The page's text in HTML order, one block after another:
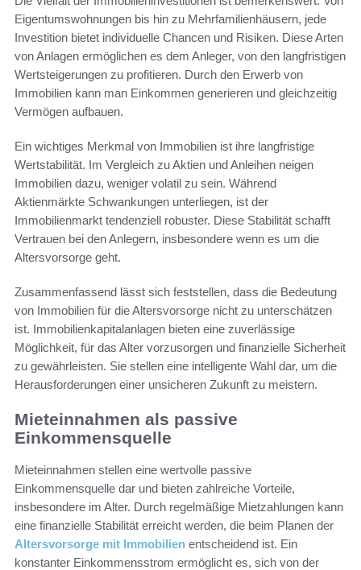
Eigentumswohnungen bis hin zu Mehrfamilienhäusern, jede
Investition bietet individuelle Chancen und Risiken. Diese Arten
von Anlagen ermöglichen es dem Anleger, von den langfristigen
Wertsteigerungen zu profitieren. Durch den Erwerb von
Immobilien kann man Einkommen generieren und gleichzeitig
Vermögen aufbauen.
Ein wichtiges Merkmal von Immobilien ist ihre langfristige
Wertstabilität. Im Vergleich zu Aktien und Anleihen neigen
Immobilien dazu, weniger volatil zu sein. Während
Aktienmärkte Schwankungen unterliegen, ist der
Immobilienmarkt tendenziell robuster. Diese Stabilität schafft
Vertrauen bei den Anlegern, insbesondere wenn es um die
Altersvorsorge geht.
Zusammenfassend lässt sich feststellen, dass die Bedeutung
von Immobilien für die Altersvorsorge nicht zu unterschätzen
ist. Immobilienkapitalanlagen bieten eine zuverlässige
Möglichkeit, für das Alter vorzusorgen und finanzielle Sicherheit
zu gewährleisten. Sie stellen eine intelligente Wahl dar, um die
Herausforderungen einer unsicheren Zukunft zu meistern.
Mieteinnahmen als passive
Einkommensquelle
Mieteinnahmen stellen eine wertvolle passive
Einkommensquelle dar und bieten zahlreiche Vorteile,
insbesondere im Alter. Durch regelmäßige Mietzahlungen kann
eine finanzielle Stabilität erreicht werden, die beim Planen der
Altersvorsorge mit Immobilien entscheidend ist. Ein
konstanter Einkommensstrom ermöglicht es, sich von der